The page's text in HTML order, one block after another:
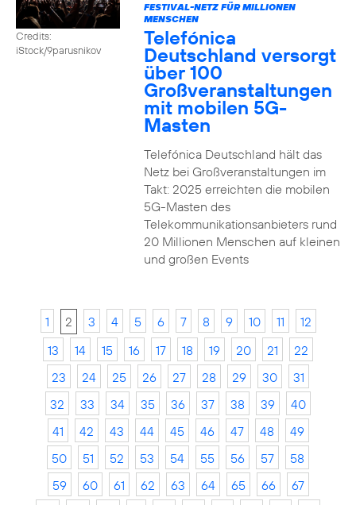
Credits:
iStock/9parusnikov
FESTIVAL-NETZ FÜR MILLIONEN
MENSCHEN
Telefónica
Deutschland versorgt
über 100
Großveranstaltungen
mit mobilen 5G-
Masten
Telefónica Deutschland hält das
Netz bei Großveranstaltungen im
Takt: 2025 erreichten die mobilen
5G-Masten des
Telekommunikationsanbieters rund
20 Millionen Menschen auf kleinen
und großen Events
1 2 3 4 5 6 7 8 9 10 11
12
13
14 15 16 17 18 19 20 21
22
23
24 25 26 27 28 29 30
31
32
33 34 35 36 37 38 39
40
41
42 43 44 45 46 47 48
49
50
51 52 53 54 55 56 57
58
59
60 61 62 63 64 65 66
67